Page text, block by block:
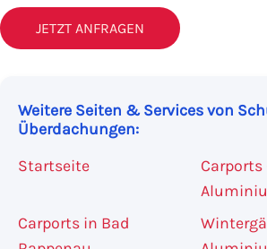
JETZT ANFRAGEN
Weitere Seiten & Services von
Überdachungen:
Startseite
Carports
Carports in Bad